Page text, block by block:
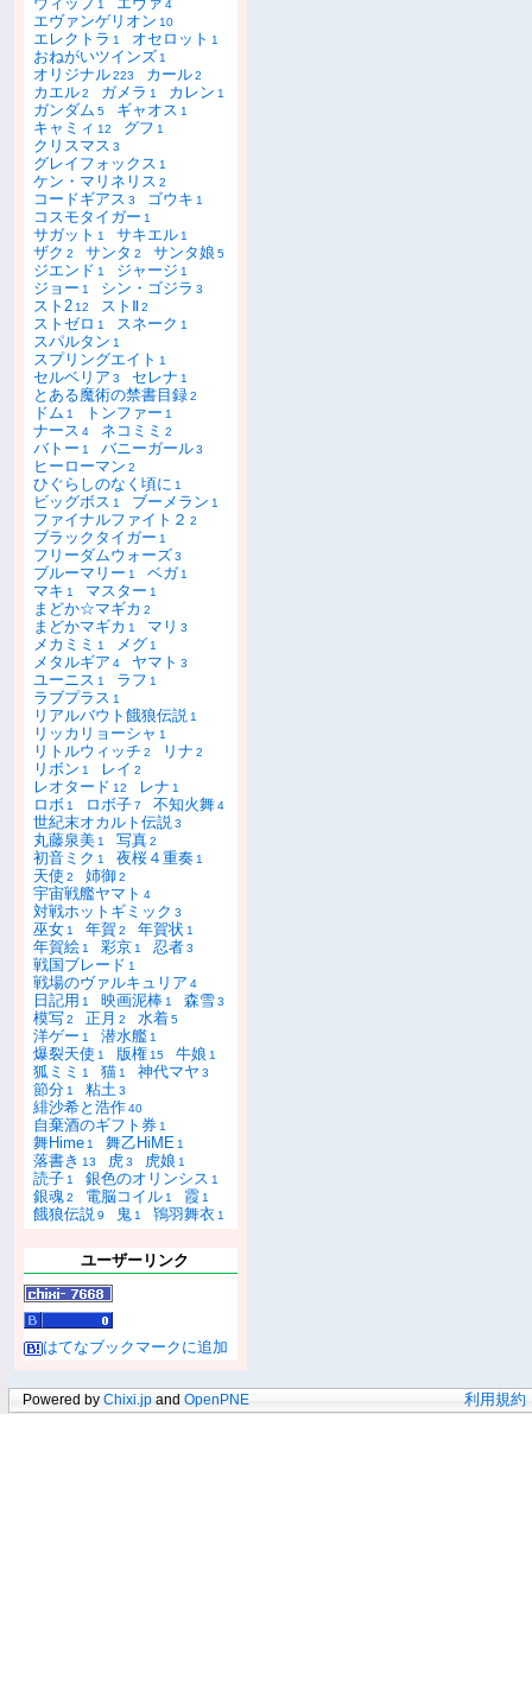
1 4
エヴァンゲリオン 10
エレクトラ 1 オセロット 1
おねがいツインズ 1
オリジナル223 カール2
カエル2 ガメラ 1 カレン 1
ガンダム 5 ギャオス 1
キャミィ 12 グフ 1
クリスマス 3
グレイフォックス 1
ケン・マリネリス 2
コードギアス 3 ゴウキ 1
コスモタイガー 1
サガット 1 サキエル 1
ザク 2 サンタ 2 サンタ娘 5
ジエンド 1 ジャージ 1
ジョー 1 シン・ゴジラ 3
スト2 12 ストⅡ2
ストゼロ 1 スネーク 1
スパルタン 1
スプリングエイト 1
セルベリア 3 セレナ 1
とある魔術の禁書目録2
ドム 1 トンファー 1
ナース 4 ネコミミ 2
バトー 1 バニーガール3
ヒーローマン 2
ひぐらしのなく頃に 1
ビッグボス 1 ブーメラン 1
ファイナルファイト２ 2
ブラックタイガー 1
フリーダムウォーズ3
ブルーマリー 1 ベガ 1
マキ 1 マスター 1
まどか☆マギカ 2
まどかマギカ 1 マリ 3
メカミミ 1 メグ 1
メタルギア 4 ヤマト 3
ユーニス 1 ラフ 1
ラブプラス 1
リアルバウト餓狼伝説 1
リッカリョーシャ 1
リトルウィッチ 2 リナ 2
リボン 1 レイ 2
レオタード 12 レナ 1
ロボ 1 ロボ子7 不知火舞4
世紀末オカルト伝説3
丸藤泉美 1 写真2
初音ミク 1 夜桜４重奏 1
天使 2 姉御2
宇宙戦艦ヤマト 4
対戦ホットギミック 3
巫女 1 年賀2 年賀状 1
年賀絵 1 彩京 1 忍者3
戦国ブレード 1
戦場のヴァルキュリア 4
日記用 1 映画泥棒 1 森雪3
模写2 正月 2 水着5
洋ゲー 1 潜水艦 1
爆裂天使 1 版権 15 牛娘 1
狐ミミ 1 猫 1 神代マヤ 3
節分 1 粘土3
緋沙希と浩作40
自棄酒のギフト券 1
舞Hime 1 舞乙HiME 1
落書き 13 虎3 虎娘 1
読子 1 銀色のオリンシス 1
銀魂2 電脳コイル 1 霞 1
餓狼伝説9 鬼 1 鴇羽舞衣 1
ユーザーリンク
はてなブックマークに追加
Powered by Chixi.jp and OpenPNE 利用規約